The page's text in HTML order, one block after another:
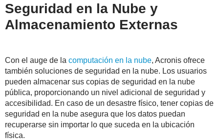
Seguridad en la Nube y
Almacenamiento Externas
Con el auge de la computación en la nube, Acronis ofrece
también soluciones de seguridad en la nube. Los usuarios
pueden almacenar sus copias de seguridad en la nube
pública, proporcionando un nivel adicional de seguridad y
accesibilidad. En caso de un desastre físico, tener copias de
seguridad en la nube asegura que los datos puedan
recuperarse sin importar lo que suceda en la ubicación
física.